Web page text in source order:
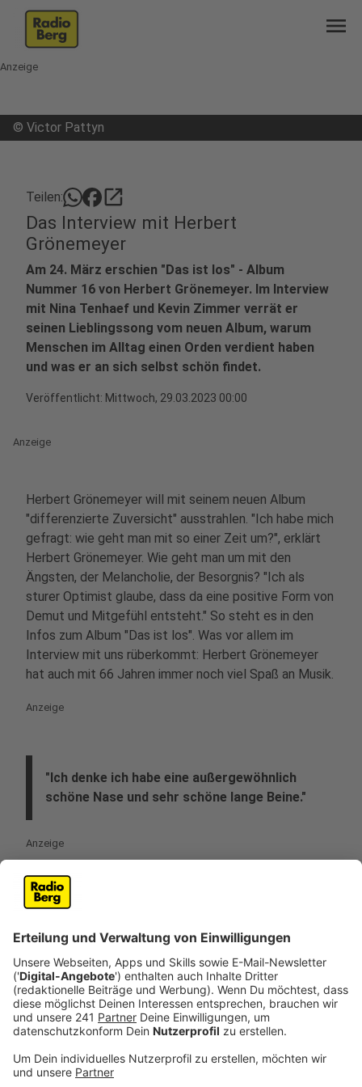
menu
Anzeige
© Victor Pattyn
Teilen: open_in_new
Das Interview mit Herbert
Grönemeyer
Am 24. März erschien "Das ist los" - Album
Nummer 16 von Herbert Grönemeyer. Im Interview
mit Nina Tenhaef und Kevin Zimmer verrät er
seinen Lieblingssong vom neuen Album, warum
Menschen im Alltag einen Orden verdient haben
und was er an sich selbst schön findet.
Veröffentlicht: Mittwoch, 29.03.2023 00:00
Anzeige
Herbert Grönemeyer will mit seinem neuen Album
"differenzierte Zuversicht" ausstrahlen. "Ich habe mich
gefragt: wie geht man mit so einer Zeit um?", erklärt
Herbert Grönemeyer. Wie geht man um mit den
Ängsten, der Melancholie, der Besorgnis? "Ich als
sturer Optimist glaube, dass da eine positive Form von
Demut und Mitgefühl entsteht." So steht es in den
Infos zum Album "Das ist los". Was vor allem im
Interview mit uns rüberkommt: Herbert Grönemeyer
hat auch mit 66 Jahren immer noch viel Spaß an Musik.
Anzeige
"Ich denke ich habe eine außergewöhnlich
schöne Nase und sehr schöne lange Beine."
Anzeige
Bevor Herbert Grönemeyer, Nina und Kevin ihre
über die richtige und verständliche Aussprache von
"Alltag". Da scheint es, wenn das Wort gesungen wird,
Unterschiede zu geben. Generell stellt der Sänger
aber fest: "Der Alltag ist die größte Tücke im Leben.".
Und dann geht es auch noch um Körperteile. Was er
den besonders an sich mag, will Kevin wissen.
"Ich denke ich habe eine außergewöhnlich schöne